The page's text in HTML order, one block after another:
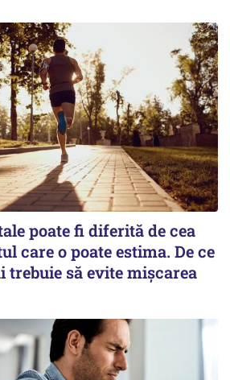
poate fi diferită de cea
care o poate estima. De ce
să evite mișcarea